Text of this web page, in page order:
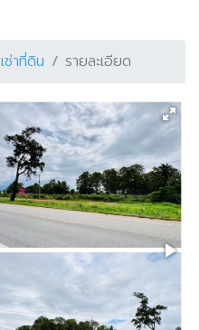
เช่าที่ดิน รายละเอียด